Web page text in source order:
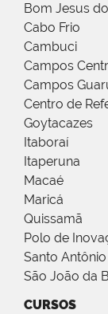
Bom Jesus
Cabo Frio
Cambuci
Campos
Campos
Centro de
Goytacazes
Itaboraí
Itaperuna
Macaé
Maricá
Quissamã
Polo de
Santo
São João da
CURSOS